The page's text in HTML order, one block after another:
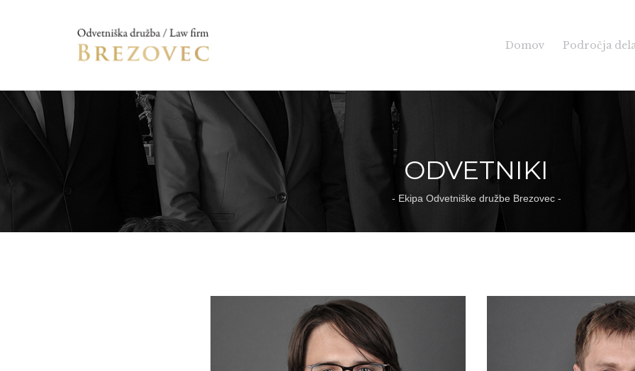
Domov Področja
ODVETNIKI
- Ekipa Odvetniške družbe Brezovec -